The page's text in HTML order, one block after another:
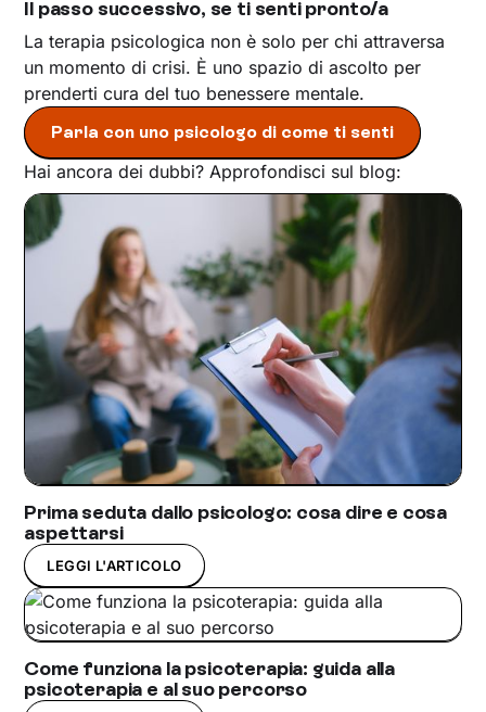
Il passo successivo, se ti senti pronto/a
La terapia psicologica non è solo per chi attraversa
un momento di crisi. È uno spazio di ascolto per
prenderti cura del tuo benessere mentale.
Parla con uno psicologo di come ti senti
Hai ancora dei dubbi? Approfondisci sul blog:
Prima seduta dallo psicologo: cosa dire e cosa
aspettarsi
LEGGI L'ARTICOLO
Come funziona la psicoterapia: guida alla
psicoterapia e al suo percorso